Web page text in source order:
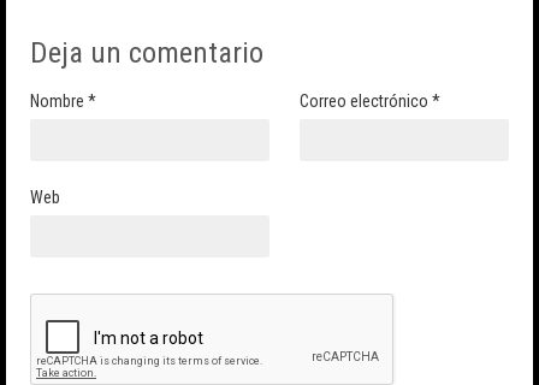
Deja un comentario
Nombre * Correo electrónico *
Web